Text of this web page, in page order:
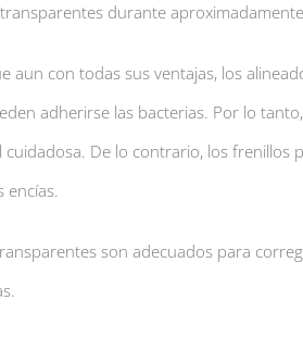
durante
aun con todas sus ventajas, los
adherirse las bacterias. Por lo
cuidadosa. De lo contrario, los frenillos
encías.
son adecuados para